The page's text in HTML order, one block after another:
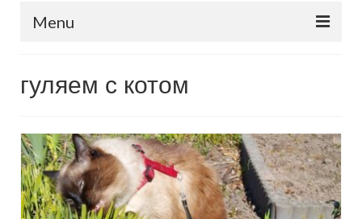
Menu
Shop
Blog
Gallery
Bracelets
гуляем с котом